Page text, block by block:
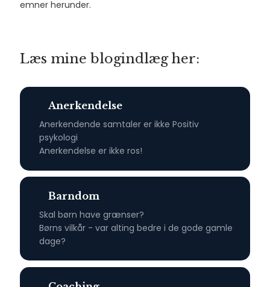
emner herunder.
Læs mine blogindlæg her​:
An​erkendelse​
Anerkendende samtaler er ikke Positiv
psykologi​
Anerkendelse er ikke ros!​
Barndom
​Skal børn have grænser?
Børns vilkår - var alting bedre i de gode gamle
dage?